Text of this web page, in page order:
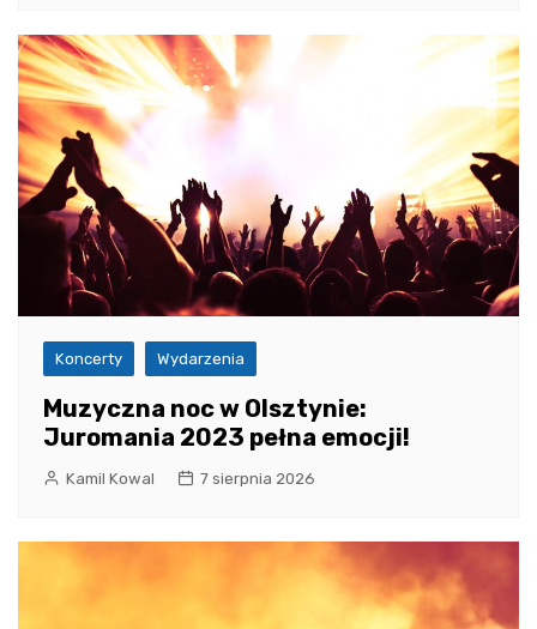
Koncerty Wydarzenia
Muzyczna noc w Olsztynie:
Juromania 2023 pełna emocji!
Kamil Kowal 7 sierpnia 2026